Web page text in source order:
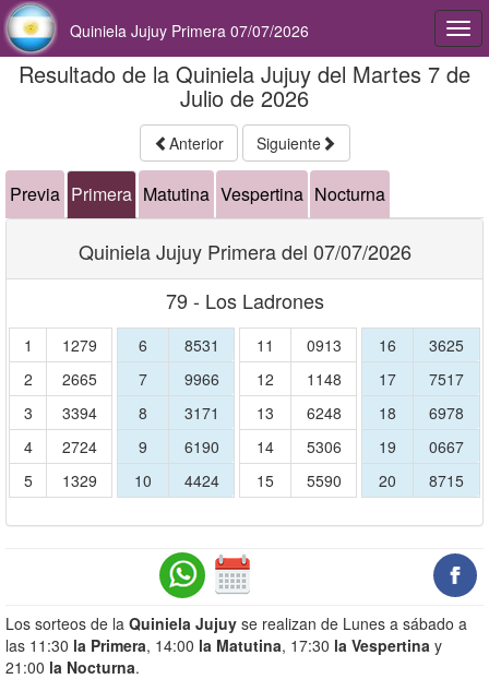
Quiniela Jujuy Primera 07/07/2026
Resultado de la Quiniela Jujuy del Martes 7 de
Julio de 2026
Anterior Siguiente
Previa Primera Matutina Vespertina Nocturna
Quiniela Jujuy Primera del 07/07/2026
79 - Los Ladrones
1
1279
2
2665
3
3394
4
2724
5
1329
6
8531
7
9966
8
3171
9
6190
10
4424
11
0913
12
1148
13
6248
14
5306
15
5590
16
3625
17
7517
18
6978
19
0667
20
8715
Los sorteos de la Quiniela Jujuy se realizan de Lunes a sábado a
las 11:30 la Primera, 14:00 la Matutina, 17:30 la Vespertina y
21:00 la Nocturna.